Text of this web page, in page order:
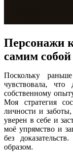
Персонажи
самим собой
Поскольку
чувствовала,
собственному
Моя стратегия
личности и
уверен в себе и
моё упрямство и
без
образом.